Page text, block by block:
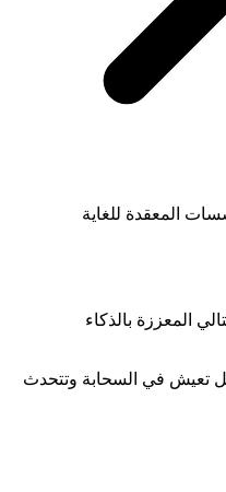
المعقدة للغاية
المعززة بالذكاء
تعيش في السحابة وتتحدث